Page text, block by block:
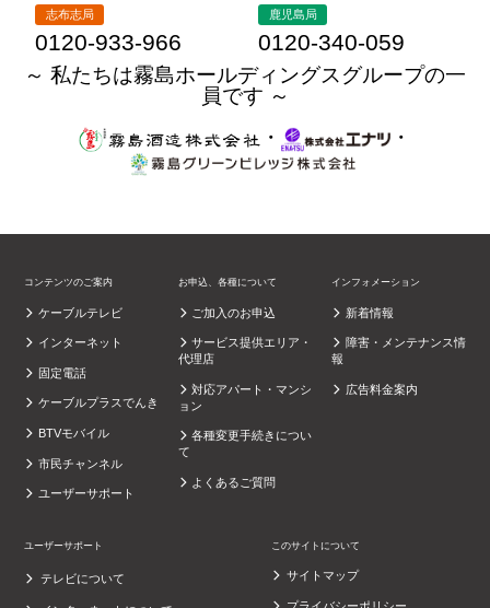
志布志局
0120-933-966
鹿児島局
0120-340-059
～ 私たちは霧島ホールディングスグループの一
員です ～
・
・
コンテンツのご案内
ケーブルテレビ
インターネット
固定電話
ケーブルプラスでんき
BTVモバイル
市民チャンネル
ユーザーサポート
お申込、各種について
ご加入のお申込
サービス提供エリア・
代理店
対応アパート・マンシ
ョン
各種変更手続きについ
て
よくあるご質問
インフォメーション
新着情報
障害・メンテナンス情
報
広告料金案内
ユーザーサポート
テレビについて
このサイトについて
サイトマップ